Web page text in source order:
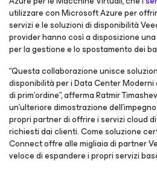
utilizzare con Microsoft Azure per
servizi e le soluzioni di disponibilità
provider hanno così a disposizione
per la gestione e lo spostamento dei
“Questa collaborazione unisce
disponibilità per i Data Center
di prim’ordine”, afferma Ratmir
un’ulteriore dimostrazione
propri partner di offrire i servizi cloud
richiesti dai clienti. Come soluzione
Connect offre alle migliaia di partner
veloce di espandere i propri servizi